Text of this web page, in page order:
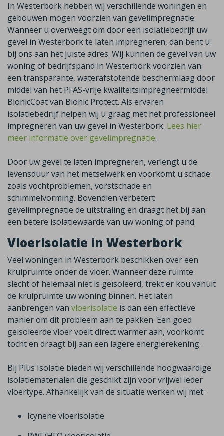
In Westerbork hebben wij verschillende woningen en
gebouwen mogen voorzien van gevelimpregnatie.
Wanneer u overweegt om door een isolatiebedrijf uw
gevel in Westerbork te laten impregneren, dan bent u
bij ons aan het juiste adres. Wij kunnen de gevel van uw
woning of bedrijfspand in Westerbork voorzien van
een transparante, waterafstotende beschermlaag door
middel van het PFAS-vrije kwaliteitsimpregneermiddel
BionicCoat van Bionic Protect. Als ervaren
isolatiebedrijf helpen wij u graag met het professioneel
impregneren van uw gevel in Westerbork. Lees hier
meer informatie over gevelimpregnatie.
Door uw gevel te laten impregneren, verlengt u de
levensduur van het metselwerk en voorkomt u schade
zoals vochtproblemen, vorstschade en
schimmelvorming. Bovendien verbetert
gevelimpregnatie de uitstraling en draagt het bij aan
een betere isolatiewaarde van uw woning of pand.
Vloerisolatie in Westerbork
Veel woningen in Westerbork beschikken over een
kruipruimte onder de vloer. Wanneer deze ruimte
slecht of helemaal niet is geïsoleerd, trekt er kou vanuit
de kruipruimte uw woning binnen. Het laten
aanbrengen van vloerisolatie is dan een effectieve
manier om dit probleem aan te pakken. Een goed
geïsoleerde vloer voelt direct warmer aan, voorkomt
tocht en draagt bij aan een lagere energierekening.
Bij Plus Isolatie bieden wij verschillende hoogwaardige
isolatiematerialen die geschikt zijn voor vrijwel ieder
vloertype. Afhankelijk van de situatie werken wij met:
Icynene vloerisolatie